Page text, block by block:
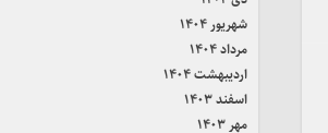
شهریور ۱۴۰۴
مرداد ۱۴۰۴
اردیبهشت ۱۴۰۴
اسفند ۱۴۰۳
مهر ۱۴۰۳